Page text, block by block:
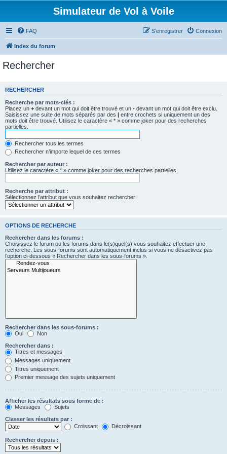
Simulateur de Vol à Voile
FAQ Connexion
S’enregistrer
Index du forum
Rechercher
RECHERCHER
Recherche par mots-clés :
Placez un + devant un mot qui doit être trouvé et un - devant un mot qui doit être exclu.
Saisissez une suite de mots séparés par des | entre crochets si uniquement un des
mots doit être trouvé. Utilisez le caractère « * » comme joker pour des recherches
partielles.
Rechercher tous les termes
Rechercher n’importe lequel de ces termes
Rechercher par auteur :
Utilisez le caractère « * » comme joker pour des recherches partielles.
Recherche par attribut :
Sélectionnez l’attribut que vous souhaitez rechercher
OPTIONS DE RECHERCHE
Rechercher dans les forums :
Choisissez le forum ou les forums dans le(s)quel(s) vous souhaitez effectuer une
recherche. Les sous-forums sont automatiquement inclus si vous ne désactivez pas
l’option ci-dessous « Rechercher dans les sous-forums ».
Rechercher dans les sous-forums :
Oui
Non
Rechercher dans :
Titres et messages
Messages uniquement
Titres uniquement
Premier message des sujets uniquement
Afficher les résultats sous forme de :
Messages
Sujets
Classer les résultats par :
Croissant
Décroissant
Rechercher depuis :